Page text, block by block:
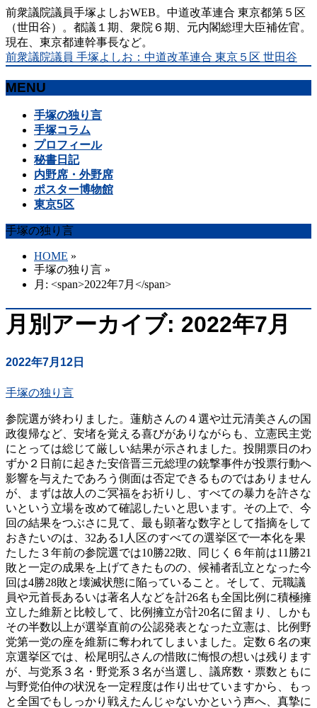
前衆議院議員手塚よしおWEB。中道改革連合 東京都第５区
（世田谷）。都議１期、衆院６期、元内閣総理大臣補佐官。
現在、東京都連幹事長など。
前衆議院議員 手塚よしお：中道改革連合 東京５区 世田谷
MENU
手塚の独り言
手塚コラム
プロフィール
秘書日記
内野席・外野席
ポスター博物館
東京5区
手塚の独り言
HOME »
手塚の独り言 »
月: <span>2022年7月</span>
月別アーカイブ: 2022年7月
2022年7月12日
手塚の独り言
参院選が終わりました。蓮舫さんの４選や辻元清美さんの国
政復帰など、安堵を覚える喜びがありながらも、立憲民主党
にとっては総じて厳しい結果が示されました。投開票日のわ
ずか２日前に起きた安倍晋三元総理の銃撃事件が投票行動へ
影響を与えたであろう側面は否定できるものではありません
が、まずは故人のご冥福をお祈りし、すべての暴力を許さな
いという立場を改めて確認したいと思います。その上で、今
回の結果をつぶさに見て、最も顕著な数字として指摘をして
おきたいのは、32ある1人区のすべての選挙区で一本化を果
たした３年前の参院選では10勝22敗、同じく６年前は11勝21
敗と一定の成果を上げてきたものの、候補者乱立となった今
回は4勝28敗と壊滅状態に陥っていること。そして、元職議
員や元首長あるいは著名人などを計26名も全国比例に積極擁
立した維新と比較して、比例擁立が計20名に留まり、しかも
その半数以上が選挙直前の公認発表となった立憲は、比例野
党第一党の座を維新に奪われてしまいました。定数６名の東
京選挙区では、松尾明弘さんの惜敗に悔恨の想いは残ります
が、与党系３名・野党系３名が当選し、議席数・票数ともに
与野党伯仲の状況を一定程度は作り出せていますから、もっ
と全国でもしっかり戦えたんじゃないかという声へ、真摯に